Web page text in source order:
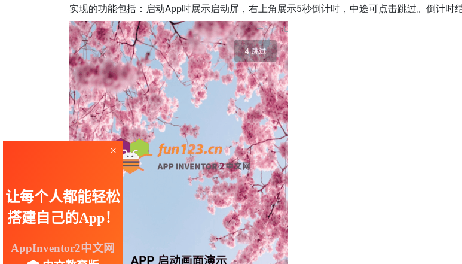
实现的功能包括：启动App时展示启动屏，右上角展示5秒倒计时，中途可点击跳过。倒计时